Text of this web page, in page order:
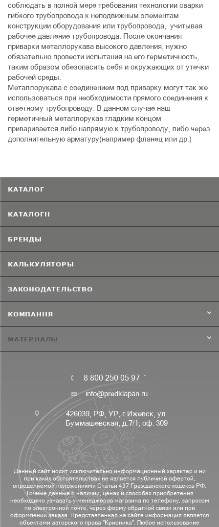
соблюдать в полной мере требования технологии сварки
гибкого трубопровода к неподвижным элементам
конструкции оборудования или трубопровода, учитывая
рабочее давление трубопровода. После окончания
приварки металлорукава высокого давления, нужно
обязательно провести испытания на его герметичность,
таким образом обезопасить себя и окружающих от утечки
рабочей среды.
Металлорукава с соединением под приварку могут так же
использоваться при необходимости прямого соединения к
ответному трубопроводу. В данном случае наш
герметичный металлорукав гладким концом
приваривается либо напрямую к трубопроводу, либо через
дополнительную арматуру(например фланец или др.)
КАТАЛОГ
КАТАЛОГИ
БРЕНДЫ
КАЛЬКУЛЯТОРЫ
ЗАКОНОДАТЕЛЬСТВО
КОМПАНИЯ
МАТЕРИАЛЫ
8 800 250 05 97
info@predklapan.ru
426039, РФ, УР, г.Ижевск, ул.
Буммашевская, д.7/1, оф. 309
Данный сайт носит исключительно информационный характер и ни
при каких обстоятельствах не является публичной офертой,
определяемой положениями Статьи 437 Гражданского кодекса РФ.
Точные данные о наличии, ценах и способах приобретения
необходимо узнавать у менеджеров магазина по телефону, запросом
по электронной почте, через форму обратной связи или при
оформлении заказа. Представленная на сайте информация является
объектами авторского права "Крионика". Любое использование